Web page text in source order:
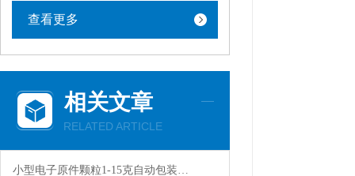
查看更多
相关文章
RELATED ARTICLE
小型电子原件颗粒1-15克自动包装机厂家